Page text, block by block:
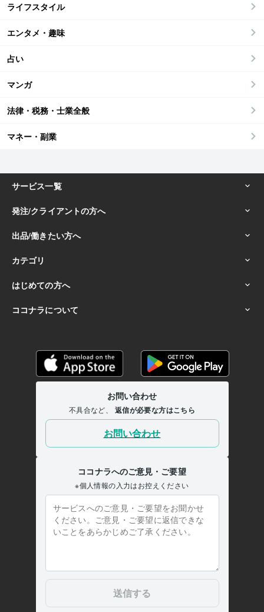
ライフスタイル
エンタメ・趣味
占い
マンガ
法律・税務・士業全般
マネー・副業